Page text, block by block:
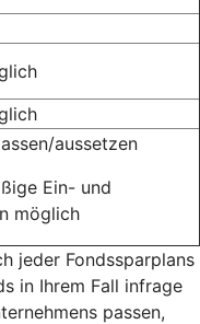
aussetzen
Ein- und
möglich
jeder Fondssparplans
in Ihrem Fall infrage
passen,